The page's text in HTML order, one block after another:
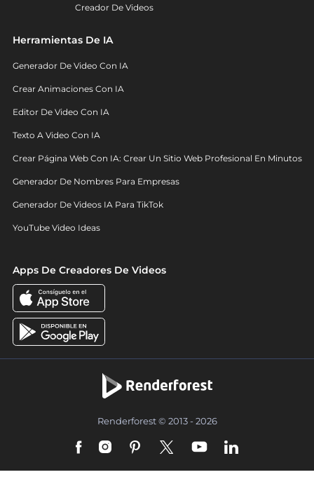
Creador De Videos
Herramientas De IA
Generador De Video Con IA
Crear Animaciones Con IA
Editor De Video Con IA
Texto A Video Con IA
Crear Página Web Con IA: Crear Un Sitio Web Profesional En Minutos
Generador De Nombres Para Empresas
Generador De Videos IA Para TikTok
YouTube Video Ideas
Apps De Creadores De Videos
Renderforest © 2013 - 2026